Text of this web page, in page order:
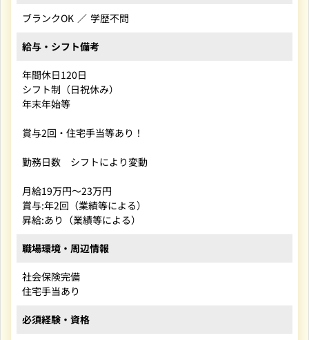
ブランクOK 学歴不問
給与・シフト備考
年間休日120日
シフト制（日祝休み）
年末年始等
賞与2回・住宅手当等あり！
勤務日数 シフトにより変動
月給19万円～23万円
賞与:年2回（業績等による）
昇給:あり（業績等による）
職場環境・周辺情報
社会保険完備
住宅手当あり
必須経験・資格